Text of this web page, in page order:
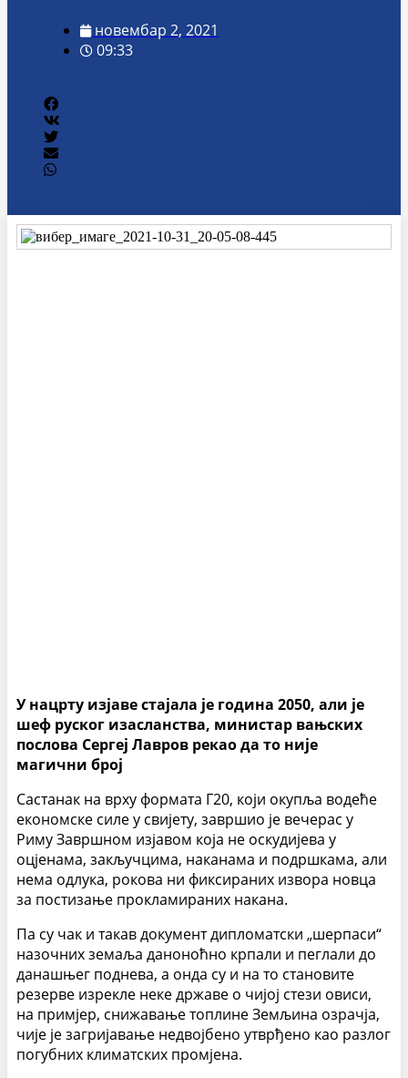
новембар 2, 2021
09:33
У нацрту изјаве стајала је година 2050, али је
шеф руског изасланства, министар вањских
послова Сергеј Лавров рекао да то није
магични број
Састанак на врху формата Г20, који окупља водеће
економске силе у свијету, завршио је вечерас у
Риму Завршном изјавом која не оскудијева у
оцјенама, закључцима, наканама и подршкама, али
нема одлука, рокова ни фиксираних извора новца
за постизање прокламираних накана.
Па су чак и такав документ дипломатски „шерпаси“
назочних земаља даноноћно крпали и пеглали до
данашњег поднева, а онда су и на то становите
резерве изрекле неке државе о чијој стези овиси,
на примјер, снижавање топлине Земљина озрачја,
чије је загријавање недвојбено утврђено као разлог
погубних климатских промјена.